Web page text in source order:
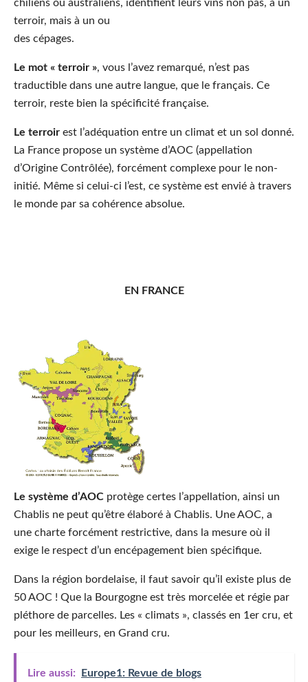
chiliens ou australiens, identifient leurs vins non pas, à un
terroir, mais à un ou
des cépages.
Le mot « terroir », vous l’avez remarqué, n’est pas
traductible dans une autre langue, que le français. Ce
terroir, reste bien la spécificité française.
Le terroir est l’adéquation entre un climat et un sol donné.
La France propose un système d’AOC (appellation
d’Origine Contrôlée), forcément complexe pour le non-
initié. Même si celui-ci l’est, ce système est envié à travers
le monde par sa cohérence absolue.
EN FRANCE
Le système d’AOC protège certes l’appellation, ainsi un
Chablis ne peut qu’être élaboré à Chablis. Une AOC, a
une charte forcément restrictive, dans la mesure où il
exige le respect d’un encépagement bien spécifique.
Dans la région bordelaise, il faut savoir qu’il existe plus de
50 AOC ! Que la Bourgogne est très morcelée et régie par
pléthore de parcelles. Les « climats », classés en 1er cru, et
pour les meilleurs, en Grand cru.
Lire aussi: Europe1: Revue de blogs